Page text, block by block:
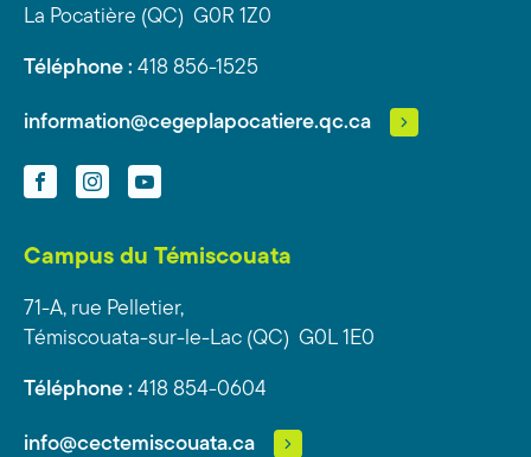
La Pocatière (QC) G0R 1Z0
Téléphone : 418 856-1525
information@cegeplapocatiere.qc.ca
FacebookInstagramYouTube
Campus du Témiscouata
71-A, rue Pelletier,
Témiscouata-sur-le-Lac (QC) G0L 1E0
Téléphone : 418 854-0604
info@cectemiscouata.ca